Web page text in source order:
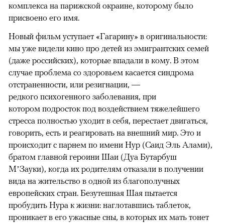
комплекса на парижской окраине, которому было
присвоено его имя.
Новый фильм уступает «Гагарину» в оригинальности:
мы уже видели кино про детей из эмигрантских семей
(даже российских), которые впадали в кому. В этом
случае проблема со здоровьем касается синдрома
отстраненности, или резигнации, —
редкого психогенного заболевания, при
котором подросток под воздействием тяжелейшего
стресса полностью уходит в себя, перестает двигаться,
говорить, есть и реагировать на внешний мир. Это и
происходит с парнем по имени Нур (Саид Эль Алами),
братом главной героини Шаи (Дуа Бутарбуш
М’Зауки), когда их родителям отказали в получении
вида на жительство в одной из благополучных
европейских стран. Безутешная Шая пытается
пробудить Нура к жизни: наглотавшись таблеток,
проникает в его ужасные сны, в которых их мать тонет